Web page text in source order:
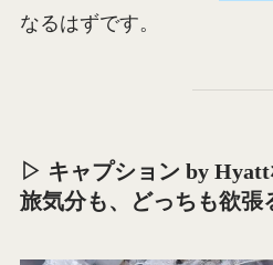
なるはずです。
▷ キャプション by
旅気分も、どっちも欲張